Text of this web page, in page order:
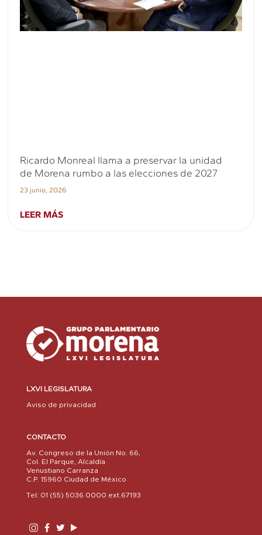
Ricardo Monreal llama a preservar la unidad
de Morena rumbo a las elecciones de 2027
23 junio, 2026
LEER MÁS
LXVI LEGISLATURA
Aviso de privacidad
CONTACTO
Av. Congreso de la Unión No. 66,
Col. El Parque, Alcaldía
Venustiano Carranza
C.P. 15960 Ciudad de México
Tel: 01 (55) 5036 0000 ext.67193